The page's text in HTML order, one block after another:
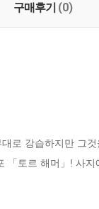
구매후기 (0)
로 강습하지만 그
「토르 해머」! 사